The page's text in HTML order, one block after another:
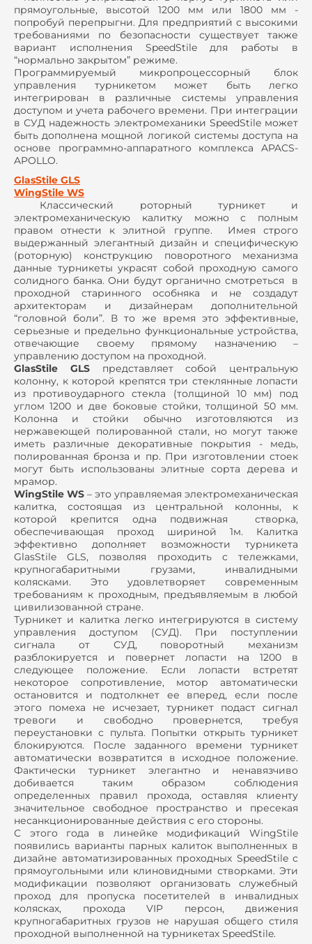
прямоугольные, высотой 1200 мм или 1800 мм -
попробуй перепрыгни. Для предприятий с высокими
требованиями по безопасности существует также
вариант исполнения SpeedStile для работы в
“нормально закрытом” режиме.
Программируемый микропроцессорный блок
управления турникетом может быть легко
интегрирован в различные системы управления
доступом и учета рабочего времени. При интеграции
в СУД надежность электромеханики SpeedStile может
быть дополнена мощной логикой системы доступа на
основе программно-аппаратного комплекса APACS-
APOLLO.
GlasStile GLS
WingStile WS
Классический роторный турникет и
электромеханическую калитку можно с полным
правом отнести к элитной группе. Имея строго
выдержанный элегантный дизайн и специфическую
(роторную) конструкцию поворотного механизма
данные турникеты украсят собой проходную самого
солидного банка. Они будут органично смотреться в
проходной старинного особняка и не создадут
архитекторам и дизайнерам дополнительной
“головной боли”. В то же время это эффективные,
серьезные и предельно функциональные устройства,
отвечающие своему прямому назначению –
управлению доступом на проходной.
GlasStile GLSпредставляет собой центральную
колонну, к которой крепятся три стеклянные лопасти
из противоударного стекла (толщиной 10 мм) под
углом 1200 и две боковые стойки, толщиной 50 мм.
Колонна и стойки обычно изготовляются из
нержавеющей полированной стали, но могут также
иметь различные декоративные покрытия - медь,
полированная бронза и пр. При изготовлении стоек
могут быть использованы элитные сорта дерева и
мрамор.
WingStile WS – это управляемая электромеханическая
калитка, состоящая из центральной колонны, к
которой крепится одна подвижная створка,
обеспечивающая проход шириной 1м. Калитка
эффективно дополняет возможности турникета
GlasStile GLS, позволяя проходить с тележками,
крупногабаритными грузами, инвалидными
колясками. Это удовлетворяет современным
требованиям к проходным, предъявляемым в любой
цивилизованной стране.
Турникет и калитка легко интегрируются в систему
управления доступом (СУД). При поступлении
сигнала от СУД, поворотный механизм
разблокируется и повернет лопасти на 1200 в
следующее положение. Если лопасти встретят
некоторое сопротивление, мотор автоматически
остановится и подтолкнет ее вперед, если после
этого помеха не исчезает, турникет подаст сигнал
тревоги и свободно провернется, требуя
переустановки с пульта. Попытки открыть турникет
блокируются. После заданного времени турникет
автоматически возвратится в исходное положение.
Фактически турникет элегантно и ненавязчиво
добивается таким образом соблюдения
определенных правил прохода, оставляя клиенту
значительное свободное пространство и пресекая
несанкционированные действия с его стороны.
С этого года в линейке модификаций WingStile
появились варианты парных калиток выполненных в
дизайне автоматизированных проходных SpeedStile с
прямоугольными или клиновидными створками. Эти
модификации позволяют организовать служебный
проход для пропуска посетителей в инвалидных
колясках, прохода VIP персон, движения
крупногабаритных грузов не нарушая общего стиля
проходной выполненной на турникетах SpeedStile.